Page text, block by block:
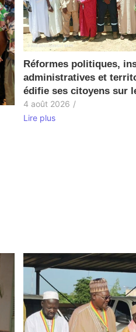
Réformes politiques,
administratives et
édifie ses citoyens sur
4 août 2026 /
Lire plus